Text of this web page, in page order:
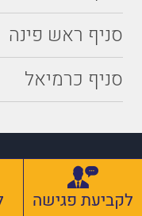
לקביעת פגישה
סניף ראש פינה
סניף כרמיאל
למימוש